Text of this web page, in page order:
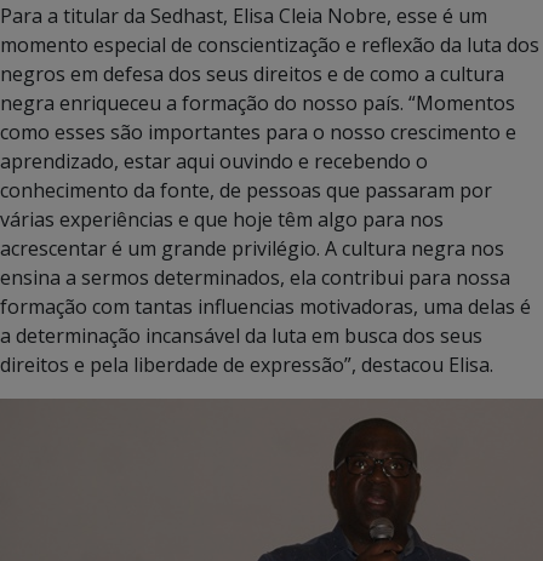
Para a titular da Sedhast, Elisa Cleia Nobre, esse é um
momento especial de conscientização e reflexão da luta dos
negros em defesa dos seus direitos e de como a cultura
negra enriqueceu a formação do nosso país. “Momentos
como esses são importantes para o nosso crescimento e
aprendizado, estar aqui ouvindo e recebendo o
conhecimento da fonte, de pessoas que passaram por
várias experiências e que hoje têm algo para nos
acrescentar é um grande privilégio. A cultura negra nos
ensina a sermos determinados, ela contribui para nossa
formação com tantas influencias motivadoras, uma delas é
a determinação incansável da luta em busca dos seus
direitos e pela liberdade de expressão”, destacou Elisa.